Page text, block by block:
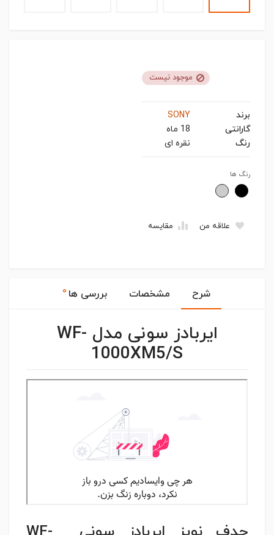
موجود نیست
برند
SONY
گارانتی
18 ماه
رنگ
نقره ای
رنگ ها
علاقه من مقایسه
شرح مشخصات بررسی ها ۰
ایربادز سونی مدل WF-
1000XM5/S